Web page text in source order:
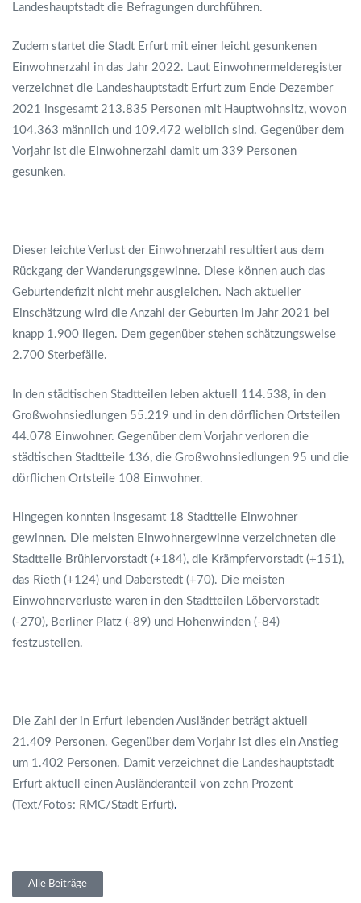
Landeshauptstadt die Befragungen durchführen.
Zudem startet die Stadt Erfurt mit einer leicht gesunkenen
Einwohnerzahl in das Jahr 2022. Laut Einwohnermelderegister
verzeichnet die Landeshauptstadt Erfurt zum Ende Dezember
2021 insgesamt 213.835 Personen mit Hauptwohnsitz, wovon
104.363 männlich und 109.472 weiblich sind. Gegenüber dem
Vorjahr ist die Einwohnerzahl damit um 339 Personen
gesunken.
Dieser leichte Verlust der Einwohnerzahl resultiert aus dem
Rückgang der Wanderungsgewinne. Diese können auch das
Geburtendefizit nicht mehr ausgleichen. Nach aktueller
Einschätzung wird die Anzahl der Geburten im Jahr 2021 bei
knapp 1.900 liegen. Dem gegenüber stehen schätzungsweise
2.700 Sterbefälle.
In den städtischen Stadtteilen leben aktuell 114.538, in den
Großwohnsiedlungen 55.219 und in den dörflichen Ortsteilen
44.078 Einwohner. Gegenüber dem Vorjahr verloren die
städtischen Stadtteile 136, die Großwohnsiedlungen 95 und die
dörflichen Ortsteile 108 Einwohner.
Hingegen konnten insgesamt 18 Stadtteile Einwohner
gewinnen. Die meisten Einwohnergewinne verzeichneten die
Stadtteile Brühlervorstadt (+184), die Krämpfervorstadt (+151),
das Rieth (+124) und Daberstedt (+70). Die meisten
Einwohnerverluste waren in den Stadtteilen Löbervorstadt
(-270), Berliner Platz (-89) und Hohenwinden (-84)
festzustellen.
Die Zahl der in Erfurt lebenden Ausländer beträgt aktuell
21.409 Personen. Gegenüber dem Vorjahr ist dies ein Anstieg
um 1.402 Personen. Damit verzeichnet die Landeshauptstadt
Erfurt aktuell einen Ausländeranteil von zehn Prozent
(Text/Fotos: RMC/Stadt Erfurt).
Alle Beiträge